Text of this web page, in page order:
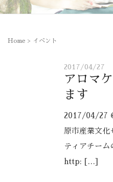
Home > イベント
2017/04/27
アロマ
ます
2017/04/27
原市産業文化
ティアチーム
http: […]